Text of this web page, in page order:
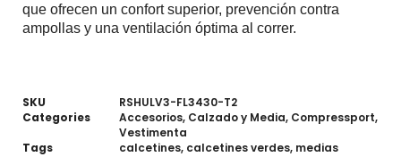
que ofrecen un confort superior, prevención contra
ampollas y una ventilación óptima al correr.
SKU
RSHULV3-FL3430-T2
Categories
Accesorios, Calzado y Media, Compressport,
Vestimenta
Tags
calcetines, calcetines verdes, medias